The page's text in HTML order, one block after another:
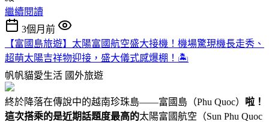
繼續閱讀
3個月前
【富國島旅遊】太陽富國航空盛大接機！機場驚現機長走秀、
超萌太陽吉祥物迎接，盛大儀式感爆棚！🏝️
帆帆貓愛生活 國外旅遊
終於降落在傳說中的越南珍珠島——富國島（Phu Quoc） 啦！
這次搭乘的是近期話題度最高的太陽富國航空（Sun Phu Quoc